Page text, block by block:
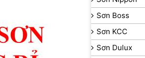
Sơn Boss
Sơn KCC
Sơn Dulux